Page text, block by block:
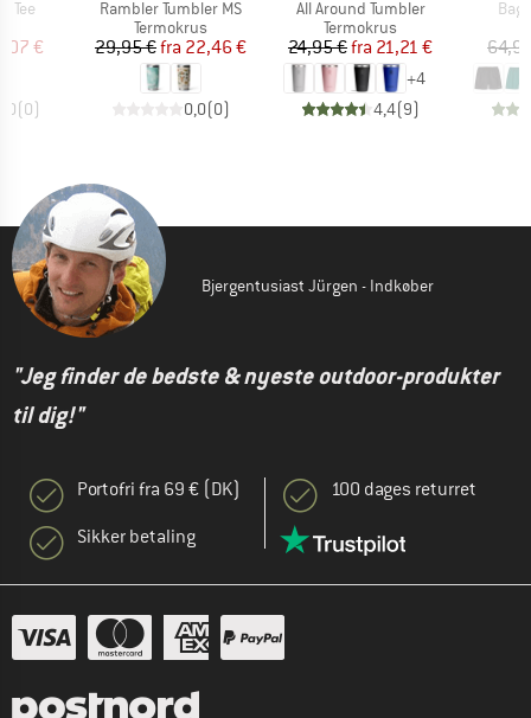
Tee
pris
€
(0)
Artikel
Rambler Tumbler MS
Produktgruppe
Termokrus
Pris
29,95 € Nedsat pris
fra 22,46 €
0,0(0)
Artikel
All Around Tumbler
Produktgruppe
Termokrus
Pris
24,95 € Nedsat pris
fra 21,21 €
+4
4,4(9)
Bjergentusiast Jürgen - Indkøber
"Jeg finder de bedste & nyeste outdoor-produkter
til dig!"
Portofri fra 69 € (DK)
Sikker betaling
100 dages returret